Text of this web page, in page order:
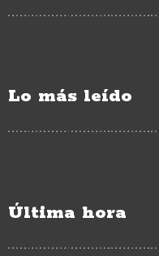
Lo más leído
Última hora